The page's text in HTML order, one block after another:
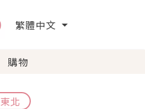
繁體中文
購物
東北